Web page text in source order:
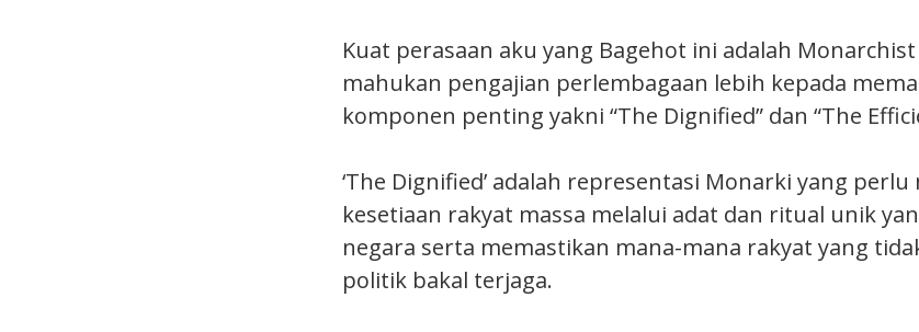
Kuat perasaan aku yang Bagehot ini adalah
mahukan pengajian perlembagaan lebih kepada
komponen penting yakni “The Dignified” dan “The
‘The Dignified’ adalah representasi Monarki yang
kesetiaan rakyat massa melalui adat dan ritual unik
negara serta memastikan mana-mana rakyat yang
politik bakal terjaga.